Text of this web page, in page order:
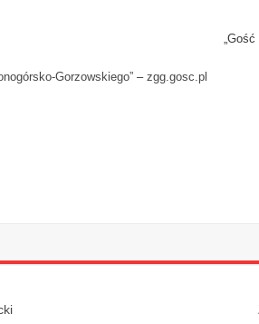
Gorzowskiego” – zgg.gosc.pl